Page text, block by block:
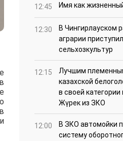
12:45 Имя как
12:30
В Чингирлауском
аграрии
сельхозкультур
12:15
Лучшим
казахской
в своей категории
Жүрек из ЗКО
12:00
В ЗКО автомойки
систему